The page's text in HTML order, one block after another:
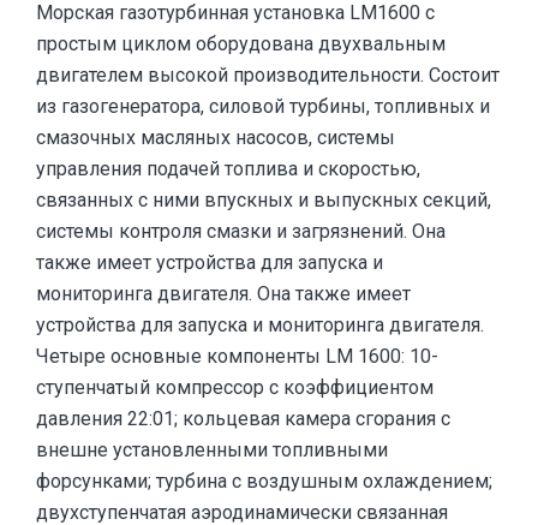
Морская газотурбинная установка LM1600 с
простым циклом оборудована двухвальным
двигателем высокой производительности. Cостоит
из газогенератора, силовой турбины, топливных и
смазочных масляных насосов, системы
управления подачей топлива и скоростью,
связанных с ними впускных и выпускных секций,
системы контроля смазки и загрязнений. Она
также имеет устройства для запуска и
мониторинга двигателя. Она также имеет
устройства для запуска и мониторинга двигателя.
Четыре основные компоненты LM 1600: 10-
ступенчатый компрессор с коэффициентом
давления 22:01; кольцевая камера сгорания с
внешне установленными топливными
форсунками; турбина с воздушным охлаждением;
двухступенчатая аэродинамически связанная